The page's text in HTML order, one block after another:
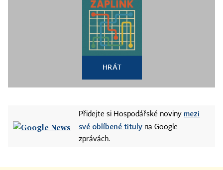
HRÁT
Přidejte si Hospodářské noviny mezi
své oblíbené tituly na Google
zprávách.